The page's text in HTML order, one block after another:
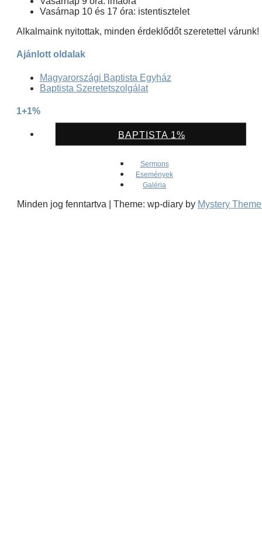
Vasárnap 10 és 17 óra: istentisztelet
Alkalmaink nyitottak, minden érdeklődőt szeretettel várunk!
Ajánlott oldalak
Magyarországi Baptista Egyház
Baptista Szeretetszolgálat
1+1%
BAPTISTA 1%
Sermons
Események
Galéria
Minden jog fenntartva Theme: wp-diary by Mystery